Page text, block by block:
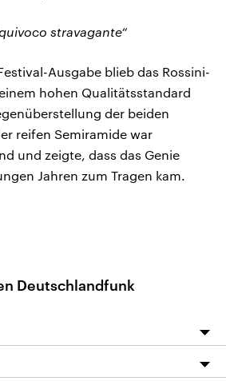
stravagante“
Ausgabe blieb das Rossini-
hohen Qualitätsstandard
der beiden
reifen Semiramide war
und zeigte, dass das Genie
Jahren zum Tragen kam.
Deutschlandfunk